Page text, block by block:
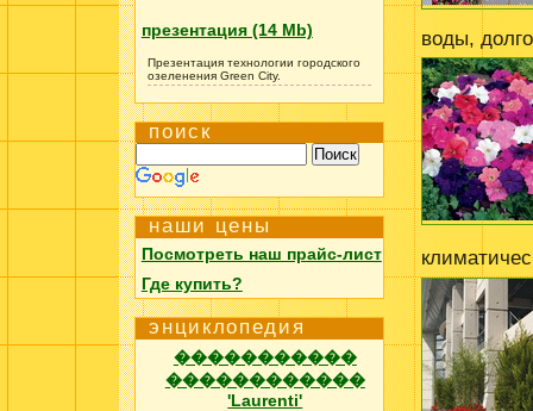
презентация (14 Mb)
Презентация технологии городского
озеленения Green City.
поиск
наши цены
Посмотреть наш прайс-лист
Где купить?
энциклопедия
�����������
������������
'Laurenti'
воды,